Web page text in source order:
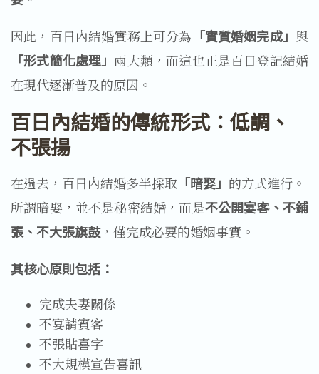
因此，百日內結婚實務上可分為 「實質婚姻完成」與
「形式簡化處理」 兩大類，而這也正是百日登記結婚
在現代逐漸普及的原因。
百日內結婚的傳統形式：低調、
不張揚
在過去，百日內結婚多半採取 「暗娶」 的方式進行。
所謂暗娶，並不是秘密結婚，而是不公開宴客、不鋪
張、不大張旗鼓，僅完成必要的婚姻事實。
其核心原則包括：
完成夫妻關係
不宴請賓客
不張貼喜字
不大規模宣告喜訊